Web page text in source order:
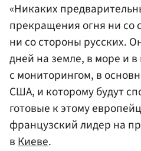
«Никаких
прекращения огня ни со
ни со стороны русских.
дней на земле, в море и в
с мониторингом, в
США, и которому будут
готовые к этому
французский лидер на
вКиеве.